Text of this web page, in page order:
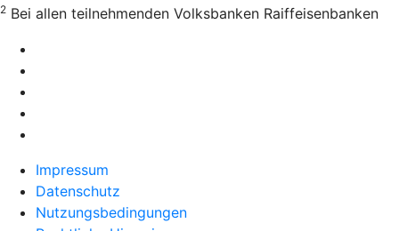
2 Bei allen teilnehmenden Volksbanken Raiffeisenbanken
Impressum
Datenschutz
Nutzungsbedingungen